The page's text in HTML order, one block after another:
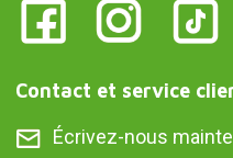
Contact et service
Écrivez-nous